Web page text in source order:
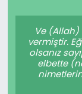
Ve
vermiştir.
olsanız
elbette
Teknoloji
Yaşam